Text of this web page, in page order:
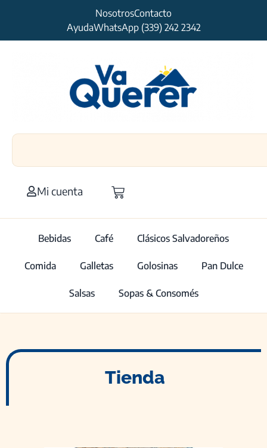
NosotrosContacto
AyudaWhatsApp (339) 242 2342
Mi cuenta
Bebidas Café Clásicos Salvadoreños
Comida Galletas Golosinas Pan Dulce
Salsas Sopas & Consomés
Tienda